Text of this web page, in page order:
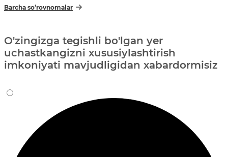
Barcha so‘rovnomalar
O'zingizga tegishli bo'lgan yer
uchastkangizni xususiylashtirish
imkoniyati mavjudligidan xabardormisiz